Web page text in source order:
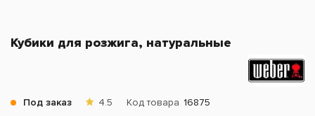
Кубики для розжига, натуральные
Под заказ 4.5 Код товара 16875